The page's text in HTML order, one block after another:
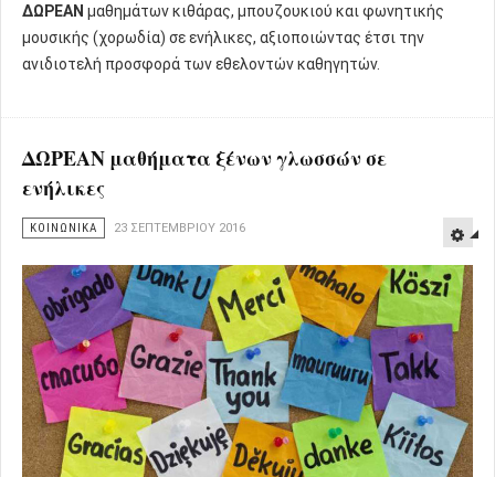
ΔΩΡΕΑΝ μαθημάτων κιθάρας, μπουζουκιού και φωνητικής
μουσικής (χορωδία) σε ενήλικες, αξιοποιώντας έτσι την
ανιδιοτελή προσφορά των εθελοντών καθηγητών.
ΔΩΡΕΑΝ μαθήματα ξένων γλωσσών σε
ενήλικες
ΚΟΙΝΩΝΙΚΑ 23 ΣΕΠΤΕΜΒΡΊΟΥ 2016